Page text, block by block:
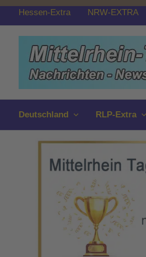
Zum
springen
Hessen-Extra NRW-EXTRA
Deutschland RLP-Extra